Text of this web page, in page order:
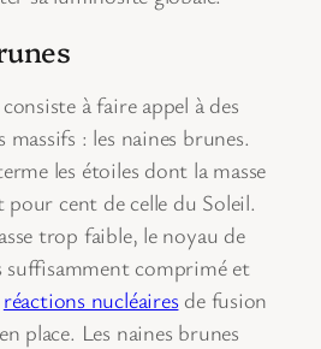
à faire appel à des
: les naines brunes.
les étoiles dont la masse
cent de celle du Soleil.
trop faible, le noyau de
suffisamment comprimé et
réactions nucléairesde fusion
place. Les naines brunes